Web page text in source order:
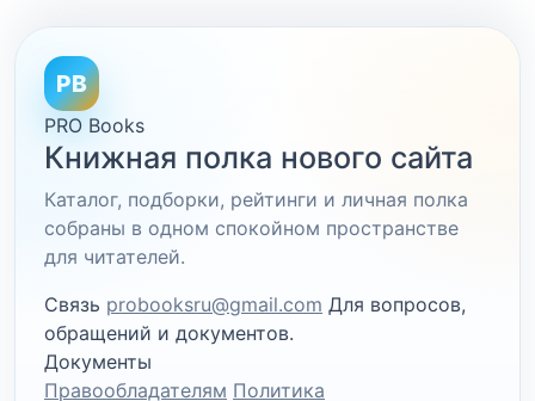
PB
PRO Books
Книжная полка нового сайта
Каталог, подборки, рейтинги и личная полка
собраны в одном спокойном пространстве
для читателей.
Связь probooksru@gmail.com Для вопросов,
обращений и документов.
Документы
Правообладателям Политика